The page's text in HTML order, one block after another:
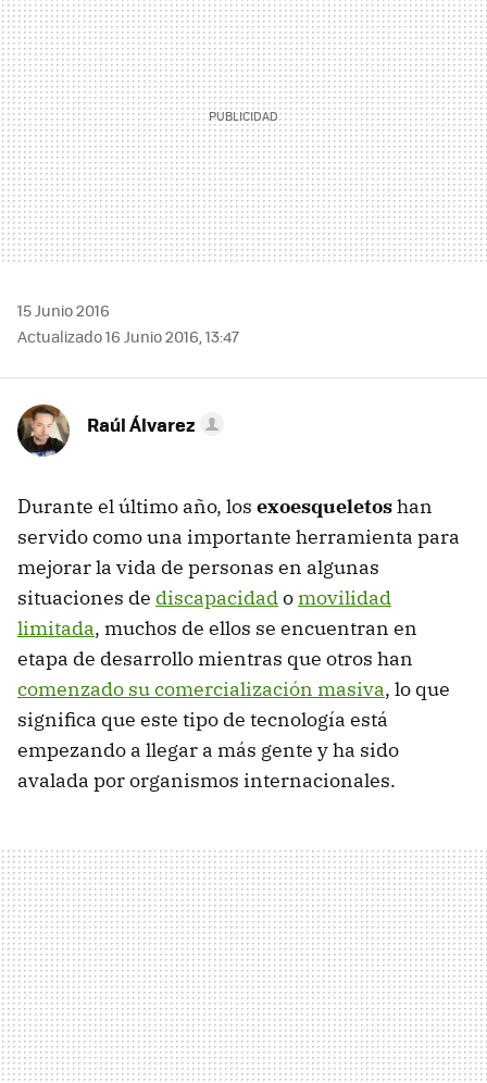
15 Junio 2016
Actualizado 16 Junio 2016, 13:47
Raúl Álvarez
Durante el último año, los exoesqueletoshan
servido como una importante herramienta para
mejorar la vida de personas en algunas
situaciones de discapacidadomovilidad
limitada, muchos de ellos se encuentran en
etapa de desarrollo mientras que otros han
comenzado su comercialización masiva, lo que
significa que este tipo de tecnología está
empezando a llegar a más gente y ha sido
avalada por organismos internacionales.